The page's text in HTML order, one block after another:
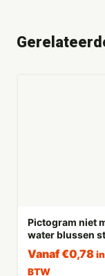
Pictogram niet
water blussen
Vanaf€0,78
BTW